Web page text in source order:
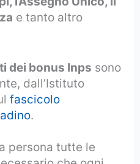
e tanto altro
dei bonus Inps sono
dall’Istituto
fascicolo
.
persona tutte le